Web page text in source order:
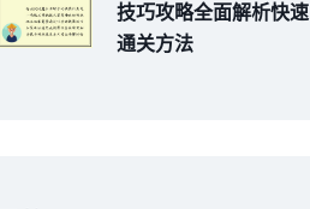
技巧攻略全面解析快速
通关方法